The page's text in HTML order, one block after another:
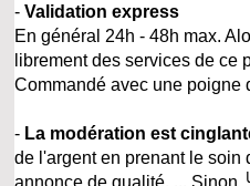
-Validation express
En général 24h - 48h max.
librement des services de ce
Commandé avec une poigne
- La modération est
de l'argent en prenant le soin
annonce de qualité, ...